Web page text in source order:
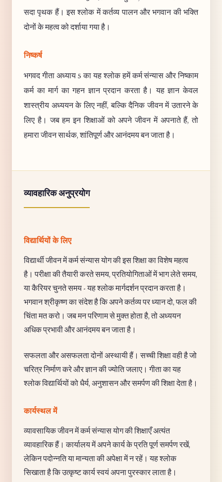
सदा पृथक हैं। इस श्लोक में कर्तव्य पालन और भगवान की भक्ति
दोनों के महत्व को दर्शाया गया है।
निष्कर्ष
भगवद गीता अध्याय 5 का यह श्लोक हमें कर्म संन्यास और निष्काम
कर्म का मार्ग का गहन ज्ञान प्रदान करता है। यह ज्ञान केवल
शास्त्रीय अध्ययन के लिए नहीं, बल्कि दैनिक जीवन में उतारने के
लिए है। जब हम इन शिक्षाओं को अपने जीवन में अपनाते हैं, तो
हमारा जीवन सार्थक, शांतिपूर्ण और आनंदमय बन जाता है।
व्यावहारिक अनुप्रयोग
विद्यार्थियों के लिए
विद्यार्थी जीवन में कर्म संन्यास योग की इस शिक्षा का विशेष महत्व
है। परीक्षा की तैयारी करते समय, प्रतियोगिताओं में भाग लेते समय,
या कैरियर चुनते समय - यह श्लोक मार्गदर्शन प्रदान करता है।
भगवान श्रीकृष्ण का संदेश है कि अपने कर्तव्य पर ध्यान दो, फल की
चिंता मत करो। जब मन परिणाम से मुक्त होता है, तो अध्ययन
अधिक प्रभावी और आनंदमय बन जाता है।
सफलता और असफलता दोनों अस्थायी हैं। सच्ची शिक्षा वही है जो
चरित्र निर्माण करे और ज्ञान की ज्योति जलाए। गीता का यह
श्लोक विद्यार्थियों को धैर्य, अनुशासन और समर्पण की शिक्षा देता है।
कार्यस्थल में
व्यावसायिक जीवन में कर्म संन्यास योग की शिक्षाएँ अत्यंत
व्यावहारिक हैं। कार्यालय में अपने कार्य के प्रति पूर्ण समर्पण रखें,
लेकिन पदोन्नति या मान्यता की अपेक्षा में न रहें। यह श्लोक
सिखाता है कि उत्कृष्ट कार्य स्वयं अपना पुरस्कार लाता है।